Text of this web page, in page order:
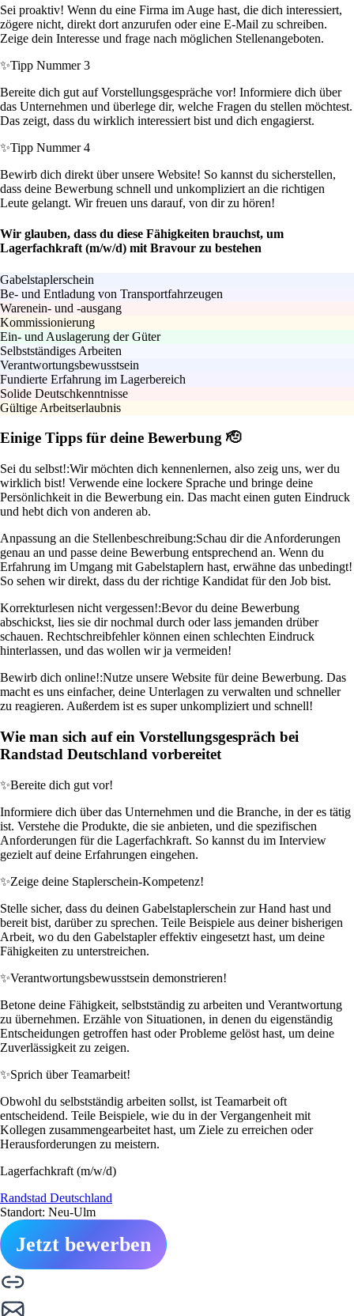
Sei proaktiv! Wenn du eine Firma im Auge hast, die dich interessiert,
zögere nicht, direkt dort anzurufen oder eine E-Mail zu schreiben.
Zeige dein Interesse und frage nach möglichen Stellenangeboten.
✨Tipp Nummer 3
Bereite dich gut auf Vorstellungsgespräche vor! Informiere dich über
das Unternehmen und überlege dir, welche Fragen du stellen möchtest.
Das zeigt, dass du wirklich interessiert bist und dich engagierst.
✨Tipp Nummer 4
Bewirb dich direkt über unsere Website! So kannst du sicherstellen,
dass deine Bewerbung schnell und unkompliziert an die richtigen
Leute gelangt. Wir freuen uns darauf, von dir zu hören!
Wir glauben, dass du diese Fähigkeiten brauchst, um
Lagerfachkraft (m/w/d) mit Bravour zu bestehen
Gabelstaplerschein
Be- und Entladung von Transportfahrzeugen
Warenein- und -ausgang
Kommissionierung
Ein- und Auslagerung der Güter
Selbstständiges Arbeiten
Verantwortungsbewusstsein
Fundierte Erfahrung im Lagerbereich
Solide Deutschkenntnisse
Gültige Arbeitserlaubnis
Einige Tipps für deine Bewerbung 🫡
Sei du selbst!:Wir möchten dich kennenlernen, also zeig uns, wer du
wirklich bist! Verwende eine lockere Sprache und bringe deine
Persönlichkeit in die Bewerbung ein. Das macht einen guten Eindruck
und hebt dich von anderen ab.
Anpassung an die Stellenbeschreibung:Schau dir die Anforderungen
genau an und passe deine Bewerbung entsprechend an. Wenn du
Erfahrung im Umgang mit Gabelstaplern hast, erwähne das unbedingt!
So sehen wir direkt, dass du der richtige Kandidat für den Job bist.
Korrekturlesen nicht vergessen!:Bevor du deine Bewerbung
abschickst, lies sie dir nochmal durch oder lass jemanden drüber
schauen. Rechtschreibfehler können einen schlechten Eindruck
hinterlassen, und das wollen wir ja vermeiden!
Bewirb dich online!:Nutze unsere Website für deine Bewerbung. Das
macht es uns einfacher, deine Unterlagen zu verwalten und schneller
zu reagieren. Außerdem ist es super unkompliziert und schnell!
Wie man sich auf ein Vorstellungsgespräch bei
Randstad Deutschland vorbereitet
✨Bereite dich gut vor!
Informiere dich über das Unternehmen und die Branche, in der es tätig
ist. Verstehe die Produkte, die sie anbieten, und die spezifischen
Anforderungen für die Lagerfachkraft. So kannst du im Interview
gezielt auf deine Erfahrungen eingehen.
✨Zeige deine Staplerschein-Kompetenz!
Stelle sicher, dass du deinen Gabelstaplerschein zur Hand hast und
bereit bist, darüber zu sprechen. Teile Beispiele aus deiner bisherigen
Arbeit, wo du den Gabelstapler effektiv eingesetzt hast, um deine
Fähigkeiten zu unterstreichen.
✨Verantwortungsbewusstsein demonstrieren!
Betone deine Fähigkeit, selbstständig zu arbeiten und Verantwortung
zu übernehmen. Erzähle von Situationen, in denen du eigenständig
Entscheidungen getroffen hast oder Probleme gelöst hast, um deine
Zuverlässigkeit zu zeigen.
✨Sprich über Teamarbeit!
Obwohl du selbstständig arbeiten sollst, ist Teamarbeit oft
entscheidend. Teile Beispiele, wie du in der Vergangenheit mit
Kollegen zusammengearbeitet hast, um Ziele zu erreichen oder
Herausforderungen zu meistern.
Lagerfachkraft (m/w/d)
Randstad Deutschland
Standort: Neu-Ulm
Jetzt bewerben